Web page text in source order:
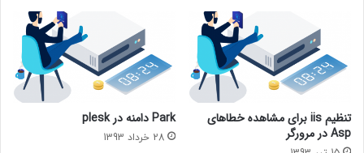
تنظیم iis برای مشاهده خطاهای
Asp در مرورگر
Park دامنه در plesk
28 خرداد 1393